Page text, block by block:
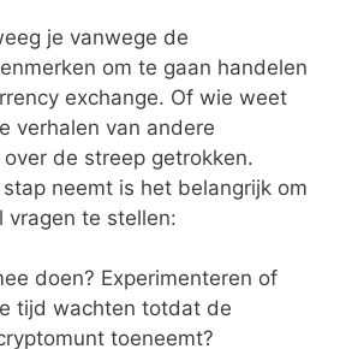
je vanwege de
om te gaan handelen
exchange. Of wie weet
verhalen van andere
de streep getrokken.
neemt is het belangrijk om
vragen te stellen:
doen? Experimenteren of
tijd wachten totdat de
toeneemt?